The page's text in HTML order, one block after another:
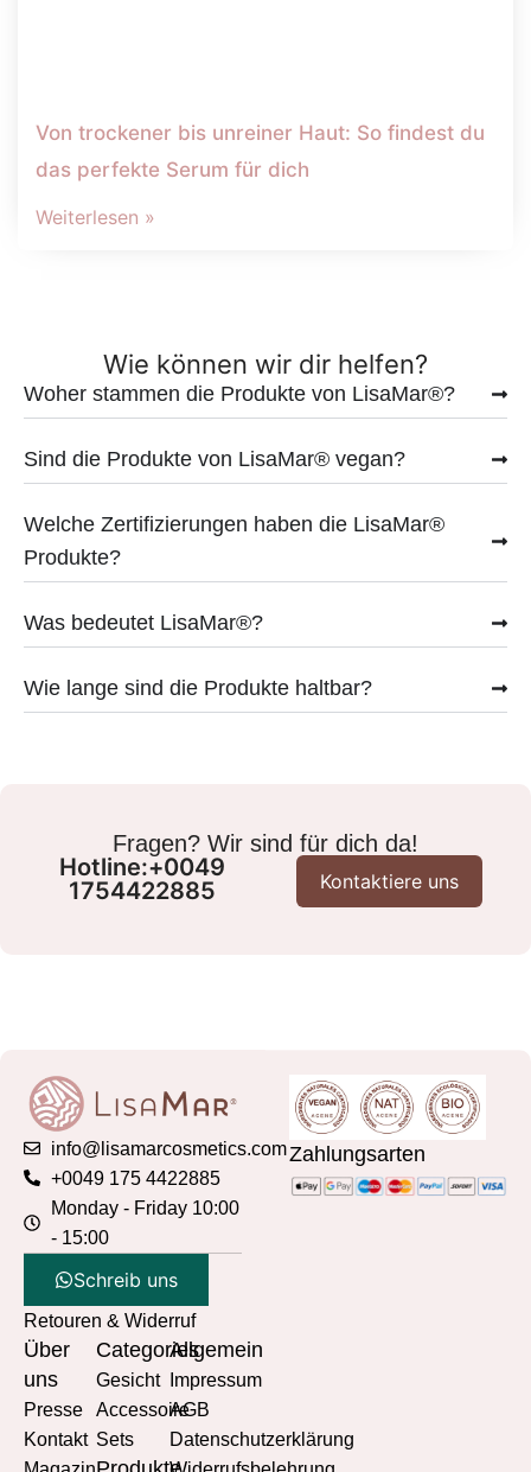
Von trockener bis unreiner Haut: So findest du
das perfekte Serum für dich
Weiterlesen »
Wie können wir dir helfen?
Woher stammen die Produkte von LisaMar®?
Sind die Produkte von LisaMar® vegan?
Welche Zertifizierungen haben die LisaMar®
Produkte?
Was bedeutet LisaMar®?
Wie lange sind die Produkte haltbar?
Fragen? Wir sind für dich da!
Hotline:+0049
1754422885
Kontaktiere uns
info@lisamarcosmetics.com
+0049 175 4422885
Monday - Friday 10:00
- 15:00
Schreib uns
Retouren & Widerruf
Über
uns
Presse
Kontakt
Categories
Gesicht
Accessoire
Sets
Allgemein
Impressum
AGB
Datenschutzerklärung
Zahlungsarten